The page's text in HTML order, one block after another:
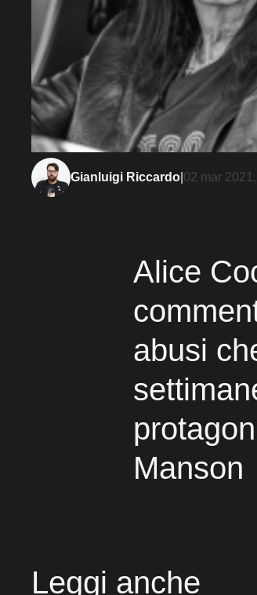
Gianluigi Riccardo 02 mar
Alice
abusi
Manson
Leggi anche